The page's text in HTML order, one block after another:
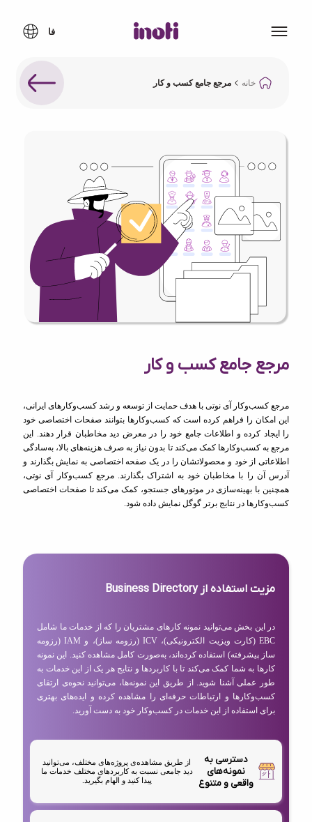
خانه مرجع جامع کسب و کار
مرجع جامع کسب و کار
مرجع کسب‌وکار آی نوتی با هدف حمایت از توسعه و رشد کسب‌وکارهای ایرانی،
این امکان را فراهم کرده است که کسب‌وکارها بتوانند صفحات اختصاصی خود
را ایجاد کرده و اطلاعات جامع خود را در معرض دید مخاطبان قرار دهند. این
مرجع به کسب‌وکارها کمک می‌کند تا بدون نیاز به صرف هزینه‌های بالا، به‌سادگی
اطلاعاتی از خود و محصولاتشان را در یک صفحه اختصاصی به نمایش بگذارند و
آدرس آن را با مخاطبان خود به اشتراک بگذارند. مرجع کسب‌وکار آی نوتی،
همچنین با بهینه‌سازی در موتورهای جستجو، کمک می‌کند تا صفحات اختصاصی
کسب‌وکارها در نتایج برتر گوگل نمایش داده شود.
مزیت استفاده از Business Directory
در این بخش می‌توانید نمونه کارهای مشتریان را که از خدمات ما شامل
EBC (کارت ویزیت الکترونیکی)، ICV (رزومه ساز)، و IAM (رزومه
ساز پیشرفته) استفاده کرده‌اند، به‌صورت کامل مشاهده کنید. این نمونه
کارها به شما کمک می‌کند تا با کاربردها و نتایج هر یک از این خدمات به
طور عملی آشنا شوید. از طریق این نمونه‌ها، می‌توانید نحوه‌ی ارتقای
کسب‌وکارها و ارتباطات حرفه‌ای را مشاهده کرده و ایده‌های بهتری
برای استفاده از این خدمات در کسب‌وکار خود به دست آورید.
دسترسی به
نمونه‌های
واقعی و متنوع
از طریق مشاهده‌ی پروژه‌های مختلف، می‌توانید
دید جامعی نسبت به کاربردهای مختلف خدمات ما
پیدا کنید و الهام بگیرید.